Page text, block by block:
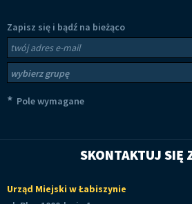
Zapisz się i bądź na bieżąco
Newsletter
* Pole wymagane
SKONTAKTUJ SIĘ
Urząd Miejski w Łabiszynie